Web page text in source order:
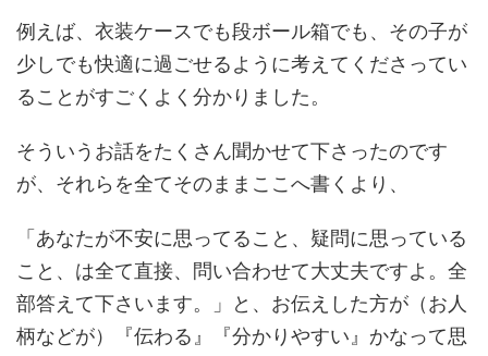
例えば、衣装ケースでも段ボール箱でも、その子が
少しでも快適に過ごせるように考えてくださってい
ることがすごくよく分かりました。
そういうお話をたくさん聞かせて下さったのです
が、それらを全てそのままここへ書くより、
「あなたが不安に思ってること、疑問に思っている
こと、は全て直接、問い合わせて大丈夫ですよ。全
部答えて下さいます。」と、お伝えした方が（お人
柄などが）『伝わる』『分かりやすい』かなって思